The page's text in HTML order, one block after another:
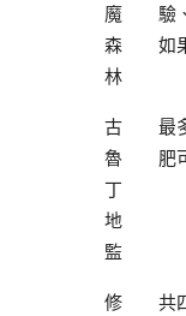
魔
森
林
驗
如
古
魯
丁
地
監
最
肥
修
共